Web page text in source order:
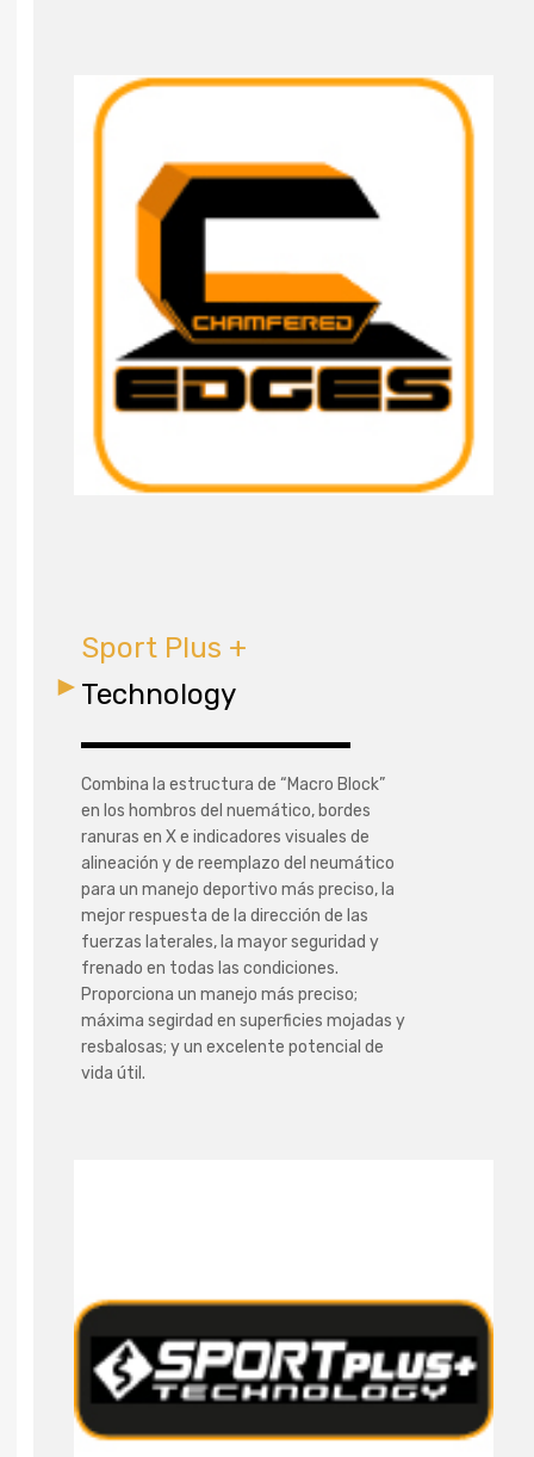
Sport Plus +
Technology
Combina la estructura de “Macro Block”
en los hombros del nuemático, bordes
ranuras en X e indicadores visuales de
alineación y de reemplazo del neumático
para un manejo deportivo más preciso, la
mejor respuesta de la dirección de las
fuerzas laterales, la mayor seguridad y
frenado en todas las condiciones.
Proporciona un manejo más preciso;
máxima segirdad en superficies mojadas y
resbalosas; y un excelente potencial de
vida útil.